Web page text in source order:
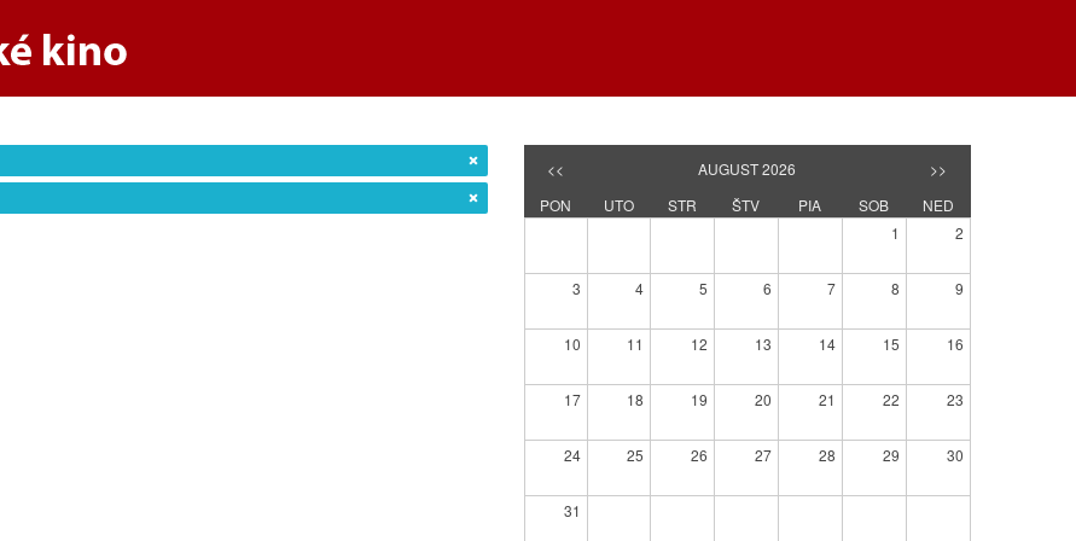
<< AUGUST 2026
>>
PON
UTO STR ŠTV PIA SOB
NED
1
2
3 4 5 6 7 8 9
10 11 12 13 14 15 16
17 18 19 20 21 22 23
24 25 26 27 28 29 30
31